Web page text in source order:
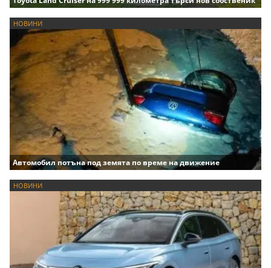
НОВИНИ
Автомобил потъна под земята по време на движение
НОВИНИ